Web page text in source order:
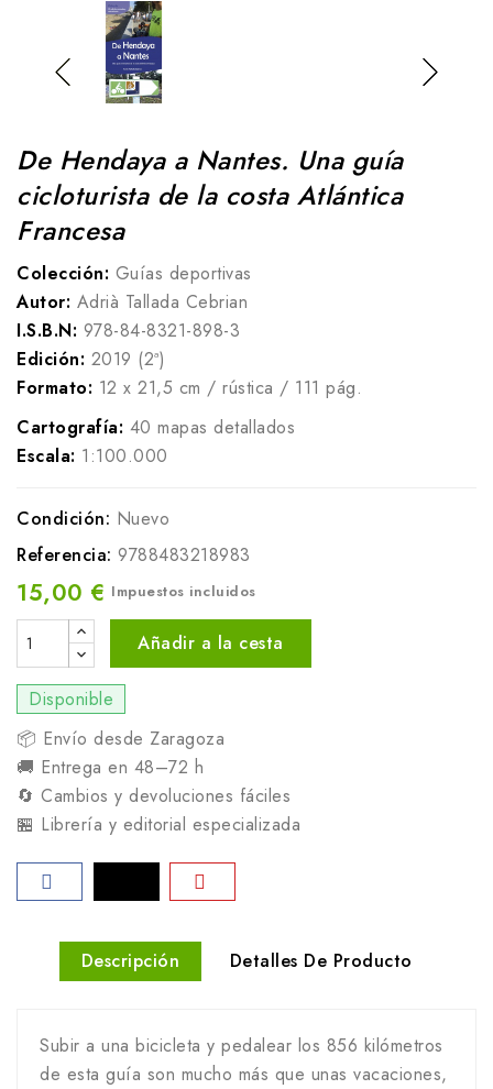
De Hendaya a Nantes. Una guía
cicloturista de la costa Atlántica
Francesa
Colección: Guías deportivas
Autor: Adrià Tallada Cebrian
I.S.B.N: 978-84-8321-898-3
Edición: 2019 (2ª)
Formato: 12 x 21,5 cm / rústica / 111 pág.
Cartografía: 40 mapas detallados
Escala: 1:100.000
Condición: Nuevo
Referencia: 9788483218983
15,00 € Impuestos incluidos
Añadir a la cesta
Disponible
📦 Envío desde Zaragoza
🚚 Entrega en 48–72 h
🔄 Cambios y devoluciones fáciles
🏪 Librería y editorial especializada
Descripción Detalles De Producto
Subir a una bicicleta y pedalear los 856 kilómetros
de esta guía son mucho más que unas vacaciones,